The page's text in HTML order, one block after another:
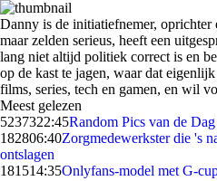
Danny is de initiatiefnemer,
maar zelden serieus, heeft een
lang niet altijd politiek correct is en
op de kast te jagen, waar dat
films, series, tech en gamen, en wil
Meest gelezen
5237322:45Random Pics van de
182806:40Zorgmedewerkster die 's
ontslagen
181514:35Onlyfans-model met G-